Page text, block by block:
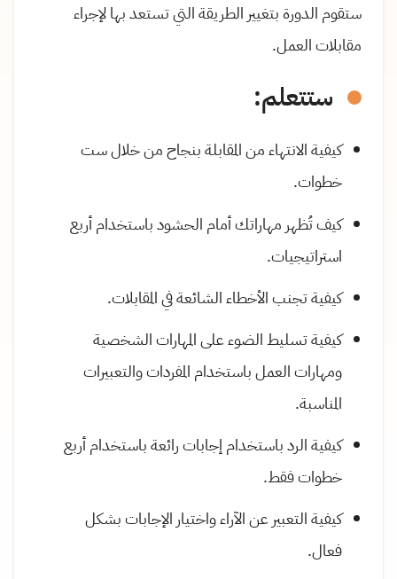
ستقوم الدورة بتغيير الطريقة التي تستعد بها لإجراء
مقابلات العمل.
ستتعلم:
كيفية الانتهاء من المقابلة بنجاح من خلال ست
خطوات.
كيف تُظهر مهاراتك أمام الحشود باستخدام أربع
استراتيجيات.
كيفية تجنب الأخطاء الشائعة في المقابلات.
كيفية تسليط الضوء على المهارات الشخصية
ومهارات العمل باستخدام المفردات والتعبيرات
المناسبة.
كيفية الرد باستخدام إجابات رائعة باستخدام أربع
خطوات فقط.
كيفية التعبير عن الآراء واختيار الإجابات بشكل
فعال.